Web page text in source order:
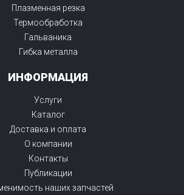
Плазменная резка
Термообработка
Гальваника
Гибка металла
ИНФОРМАЦИЯ
Услуги
Каталог
Доставка и оплата
О компании
Контакты
Публикации
наших запчастей